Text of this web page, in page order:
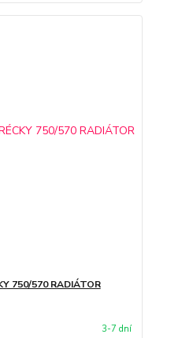
750/570 RADIÁTOR
3-7 dní